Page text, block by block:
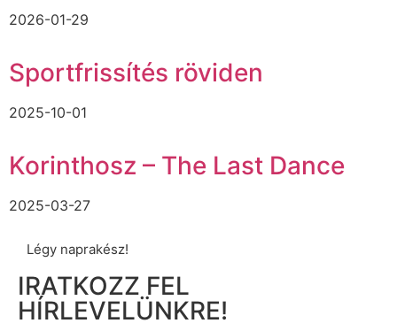
2026-01-29
Sportfrissítés röviden
2025-10-01
Korinthosz – The Last Dance
2025-03-27
Légy naprakész!
IRATKOZZ FEL
HÍRLEVELÜNKRE!